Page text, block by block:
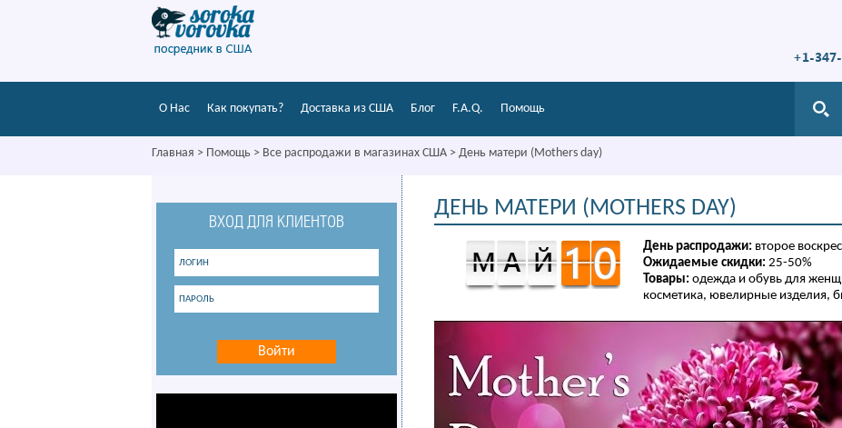
+1-
О Нас Как покупать? Доставка из США Блог F.A.Q. Помощь
Главная > Помощь > Все распродажи в магазинах США > День матери (Mothers day)
ВХОД ДЛЯ КЛИЕНТОВ
Войти
ДЕНЬ МАТЕРИ (MOTHERS DAY)
День распродажи: второе
Ожидаемые скидки: 25-50%
Товары: одежда и обувь для
косметика, ювелирные изделия,